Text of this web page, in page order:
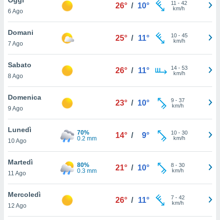
è
al sito
di
ci
di
il
un
la
nella
6 Ago
26° / 10° 11 - 42
km/h
Domani
7 Ago
25° / 11° 10- 45
km/h
Sabato
8 Ago
26° / 11° 14- 53
km/h
Domenica
9 Ago
23° / 10° 9- 37
km/h
Lunedì
10 Ago
70%
0.2 mm
14° / 9° 10- 30
km/h
Martedì
11 Ago
80%
0.3 mm
21° / 10° 8- 30
km/h
Mercoledì
12 Ago
26° / 11° 7- 42
km/h